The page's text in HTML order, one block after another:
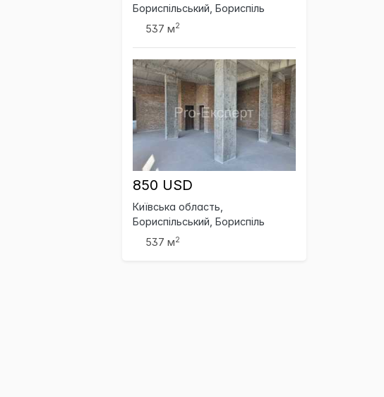
Бориспільський, Бориспіль
537 м2
850 USD
Київська область,
Бориспільський, Бориспіль
537 м2